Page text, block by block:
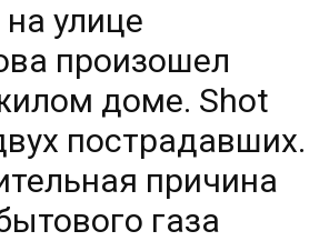
улице
произошел
доме. Shot
пострадавших.
причина
газа